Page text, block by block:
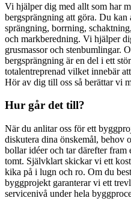
Vi hjälper dig med allt som har
bergsprängning att göra. Du
sprängning, borrning,
och markberedning. Vi hjälper
grusmassor och stenbumlingar.
bergsprängning är en del i ett
totalentreprenad vilket innebär
Hör av dig till oss så berättar vi
Hur går det till?
När du anlitar oss för ett
diskutera dina önskemål, behov
bollar idéer och tar därefter
tomt. Självklart skickar vi ett
kika på i lugn och ro. Om du
byggprojekt garanterar vi ett
servicenivå under hela